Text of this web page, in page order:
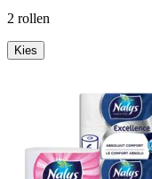
2 rollen
Kies